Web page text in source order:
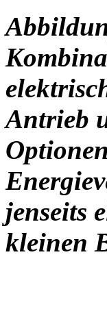
Antrieb
jenseits
kleinen